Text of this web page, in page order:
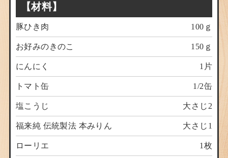
【材料】
豚ひき肉 100ｇ
お好みのきのこ 150ｇ
にんにく 1片
トマト缶 1/2缶
塩こうじ 大さじ2
福来純 伝統製法 本みりん 大さじ1
ローリエ 1枚